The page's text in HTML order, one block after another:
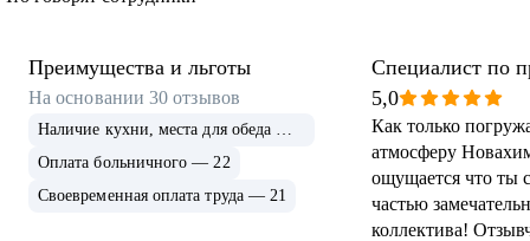
Преимущества и льготы
На основании30 отзывов
Наличие кухни, места для обеда — 24
Оплата больничного — 22
Своевременная оплата труда — 21
Специалист по
5,0
Как только
атмосферу
ощущается что ты
частью
коллектива!